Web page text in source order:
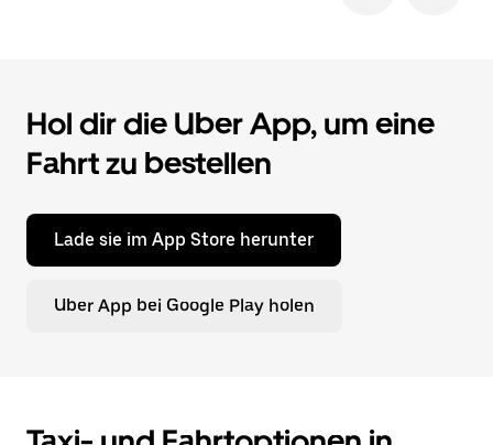
Hol dir die Uber App, um eine
Fahrt zu bestellen
Lade sie im App Store herunter
Uber App bei Google Play holen